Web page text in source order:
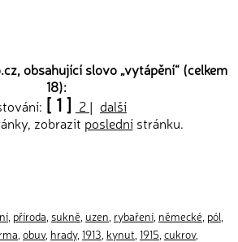
obsahující slovo „vytápění“ (celkem
18):
[ 1 ] 2 | další
zobrazit poslednístránku.
příroda sukně uzen rybaření německé pól
obuv, hrady, 1913 kynut 1915 cukrov,